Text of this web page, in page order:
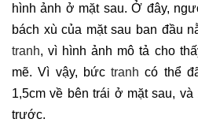
hình ảnh ở mặt sau. Ở đây,
bách xù của mặt sau ban đầu
tranh, vì hình ảnh mô tả cho
mẽ. Vì vậy, bứctranh có thể
1,5cm về bên trái ở mặt sau,
trước.